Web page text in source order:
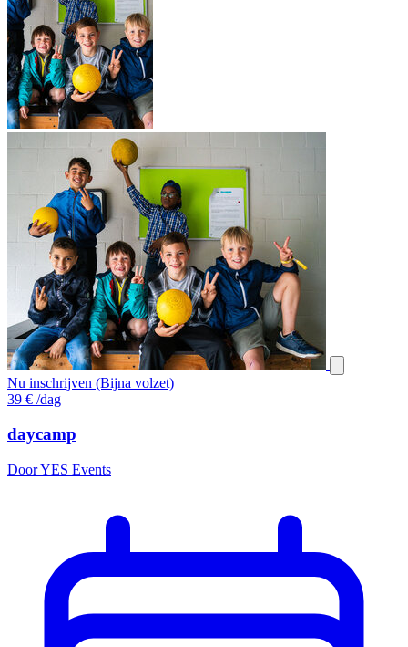
Nu inschrijven (Bijna volzet)
39 € /dag
daycamp
Door YES Events